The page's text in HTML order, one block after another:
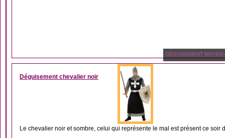
DÉGUISEMENT
Déguisement chevalier noir
Le chevalier noir et sombre, celui qui représente le mal est présent ce soir